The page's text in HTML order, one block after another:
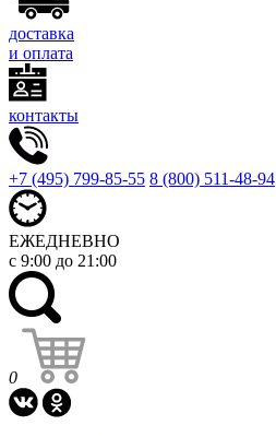
доставка
и оплата
контакты
+7 (495) 799-85-55 8 (800) 511-48-94
ЕЖЕДНЕВНО
с 9:00 до 21:00
0